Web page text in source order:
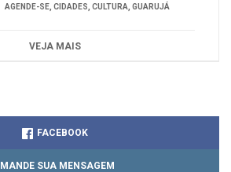
AGENDE-SE CIDADES CULTURA GUARUJÁ
VEJA MAIS
FACEBOOK
MANDE SUA MENSAGEM